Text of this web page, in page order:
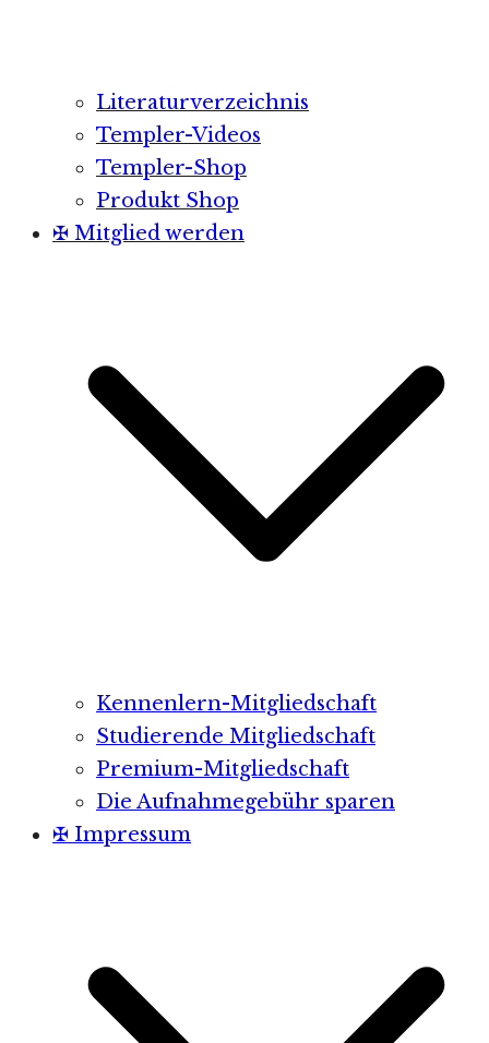
Literaturverzeichnis
Templer-Videos
Templer-Shop
Produkt Shop
✠ Mitglied werden
Kennenlern-Mitgliedschaft
Studierende Mitgliedschaft
Premium-Mitgliedschaft
Die Aufnahmegebühr sparen
✠ Impressum